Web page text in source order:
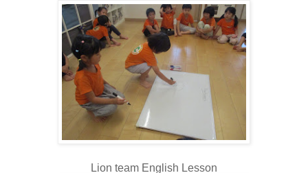
Lion team English Lesson